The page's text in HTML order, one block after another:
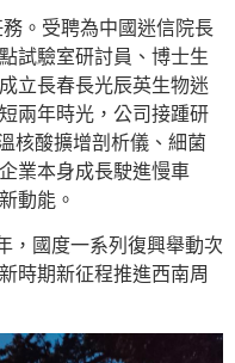
。受聘為中國迷信院長
試驗室研討員、博士生
立長春長光辰英生物迷
兩年時光，公司接踵研
核酸擴增剖析儀、細菌
業本身成長駛進慢車
動能。
，國度一系列復興舉動次
時期新征程推進西南周